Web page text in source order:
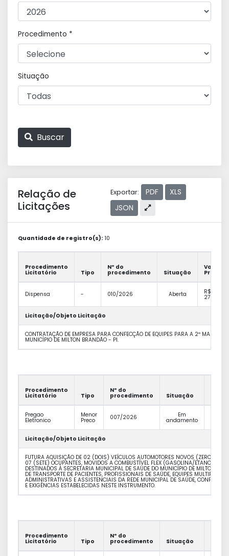
Procedimento *
Situação
Buscar
Relação de
Licitações
Exportar: PDF
XLS
JSON
Quantidade de registro(s): 10
Procedimento
Licitatório Tipo
Nº do
procedimento Situação
Valor
Previsto
Dispensa - 010/2026 Aberta R$
Licitação/Objeto Licitação
CONTRATAÇÃO DE EMPRESA PARA CONFECÇÃO DE EQUIPES PARA A 2º
MUNICÍPIO DE MILTON BRANDÃO - PI.
Procedimento
Licitatório Tipo
Nº do
procedimento Situação
Pregao
Eletronico
Menor
Preco 007/2026 Em
andamento
Licitação/Objeto Licitação
FUTURA AQUISIÇÃO DE 02 (DOIS) VEÍCULOS AUTOMOTORES NOVOS (ZERO
07 (SETE) OCUPANTES, MOVIDOS A COMBUSTÍVEL FLEX (GASOLINA/ETANOL),
DESTINADOS À SECRETARIA MUNICIPAL DE SAÚDE DO MUNICÍPIO DE MILTON
DE TRANSPORTE DE PACIENTES, PROFISSIONAIS DE SAÚDE, EQUIPES
ADMINISTRATIVAS E ASSISTENCIAIS DA REDE MUNICIPAL DE SAÚDE, CONFORME
E EXIGÊNCIAS ESTABELECIDAS NESTE INSTRUMENTO.
Procedimento
Licitatório Tipo
Nº do
procedimento Situação